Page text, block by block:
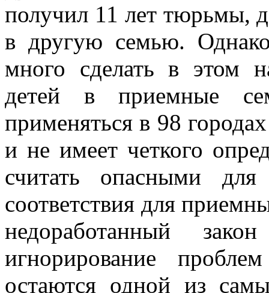
получил 11 лет тюрьмы,
в другую семью.
много сделать в этом
детей в приемные
применяться в 98
и не имеет четкого
считать опасными
соответствия для
недоработанный
игнорирование
остаются одной из